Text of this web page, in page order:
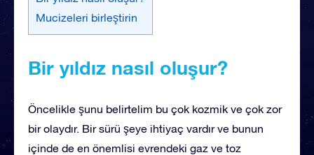
Mucizeleri birleştirin
Bir yıldız nasıl oluşur?
Öncelikle şunu belirtelim bu çok kozmik ve çok zor
bir olaydır. Bir sürü şeye ihtiyaç vardır ve bunun
içinde de en önemlisi evrendeki gaz ve toz